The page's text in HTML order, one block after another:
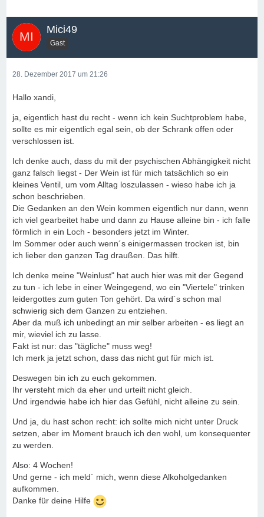
Mici49
Gast
28. Dezember 2017 um 21:26
Hallo xandi,
ja, eigentlich hast du recht - wenn ich kein Suchtproblem habe,
sollte es mir eigentlich egal sein, ob der Schrank offen oder
verschlossen ist.
Ich denke auch, dass du mit der psychischen Abhängigkeit nicht
ganz falsch liegst - Der Wein ist für mich tatsächlich so ein
kleines Ventil, um vom Alltag loszulassen - wieso habe ich ja
schon beschrieben.
Die Gedanken an den Wein kommen eigentlich nur dann, wenn
ich viel gearbeitet habe und dann zu Hause alleine bin - ich falle
förmlich in ein Loch - besonders jetzt im Winter.
Im Sommer oder auch wenn´s einigermassen trocken ist, bin
ich lieber den ganzen Tag draußen. Das hilft.
Ich denke meine "Weinlust" hat auch hier was mit der Gegend
zu tun - ich lebe in einer Weingegend, wo ein "Viertele" trinken
leidergottes zum guten Ton gehört. Da wird´s schon mal
schwierig sich dem Ganzen zu entziehen.
Aber da muß ich unbedingt an mir selber arbeiten - es liegt an
mir, wieviel ich zu lasse.
Fakt ist nur: das "tägliche" muss weg!
Ich merk ja jetzt schon, dass das nicht gut für mich ist.
Deswegen bin ich zu euch gekommen.
Ihr versteht mich da eher und urteilt nicht gleich.
Und irgendwie habe ich hier das Gefühl, nicht alleine zu sein.
Und ja, du hast schon recht: ich sollte mich nicht unter Druck
setzen, aber im Moment brauch ich den wohl, um konsequenter
zu werden.
Also: 4 Wochen!
Und gerne - ich meld´ mich, wenn diese Alkoholgedanken
aufkommen.
Danke für deine Hilfe